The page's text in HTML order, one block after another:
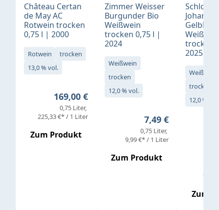
Château Certan
de May AC
Rotwein trocken
0,75 l | 2000
Rotwein
trocken
13,0 % vol.
Regulärer Preis:
169,00 €
0,75 Liter
225,33 €* / 1 Liter
Zum Produkt
Zimmer Weisser
Burgunder Bio
Weißwein
trocken 0,75 l |
2024
Weißwein
trocken
12,0 % vol.
Regulärer Preis:
7,49 €
0,75 Liter
9,99 €* / 1 Liter
Zum Produkt
Schloß
Gelblack
trocken
2025
Weißwein
trocken
12,0 % vol.
Zum